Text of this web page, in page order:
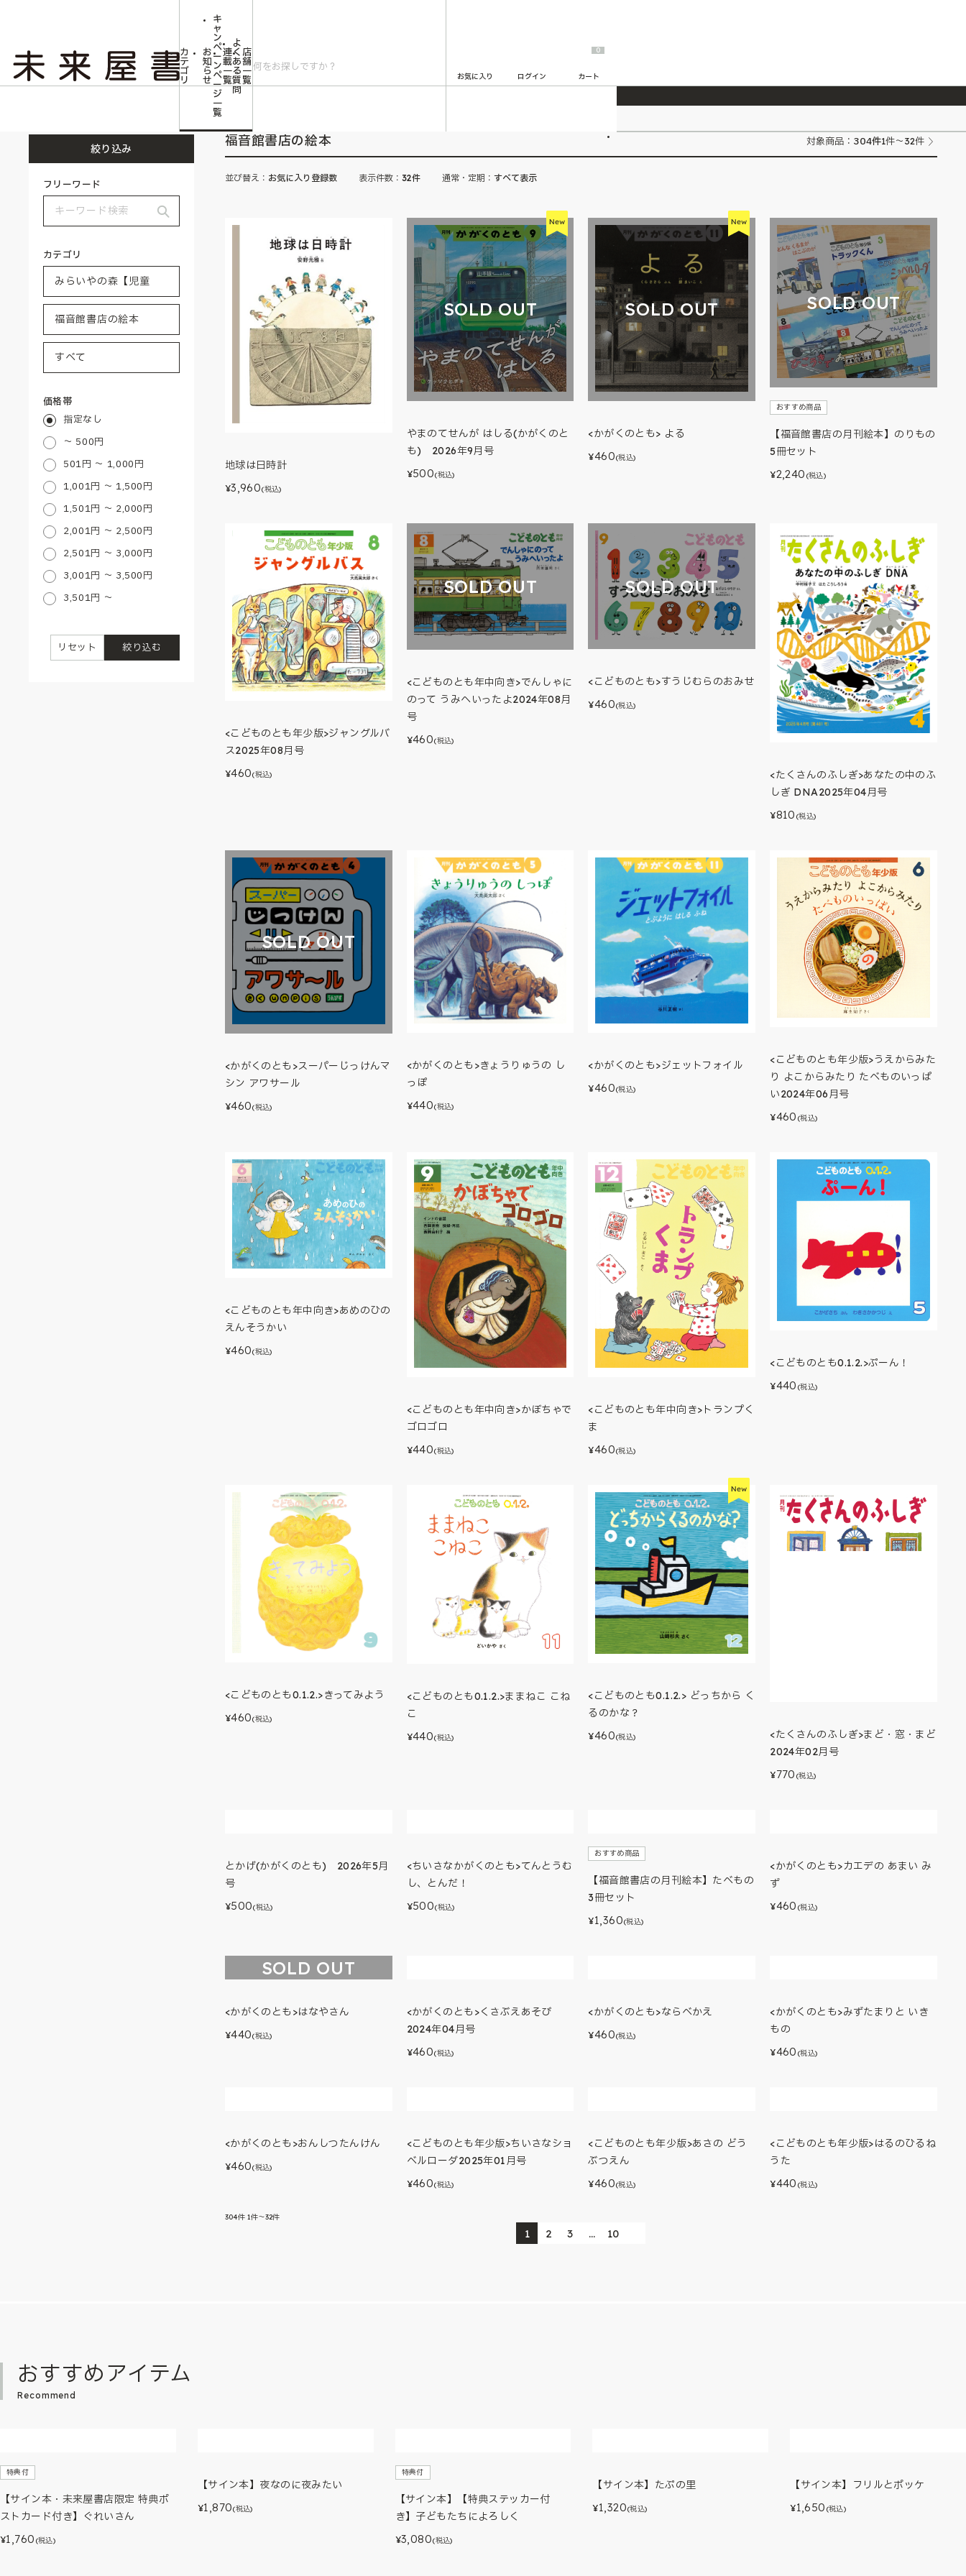
2026/7/23 『ONE PIECE magazine 021 ONE PIECEカード付き同梱版』発売延期のご案内
カ
テ
ゴ
リ
お
知
ら
せ
キ
ャ
ン
ペ
ー
ン
ペ
ー
ジ
一
覧
連
載
一
覧
よ
く
あ
る
質
問
店
舗
一
覧
お気に入り ログイン
0
カート
福音館書店の絵本
絞り込み
フリーワード
カテゴリ
価格帯
指定なし
～ 500円
501円 ～ 1,000円
1,001円 ～ 1,500円
1,501円 ～ 2,000円
2,001円 ～ 2,500円
2,501円 ～ 3,000円
3,001円 ～ 3,500円
3,501円 ～
絞り込む
リセット
福音館書店の絵本 対象商品： 304件1件～32件
並び替え： お気に入り登録数 表示件数： 32件 通常・定期： すべて表示
地球は日時計
¥3,960(税込)
SOLD OUT
やまのてせんが はしる(かがくのと
も) 2026年9月号
¥500(税込)
SOLD OUT
<かがくのとも> よる
¥460(税込)
SOLD OUT
おすすめ商品
【福音館書店の月刊絵本】のりもの
5冊セット
¥2,240 (税込)
<こどものとも年少版>ジャングルバ
ス2025年08月号
¥460(税込)
SOLD OUT
<こどものとも年中向き>でんしゃに
のって うみへいったよ2024年08月
号
¥460(税込)
SOLD OUT
<こどものとも>すうじむらのおみせ
¥460(税込)
<たくさんのふしぎ>あなたの中のふ
しぎ DNA2025年04月号
¥810 (税込)
SOLD OUT
<かがくのとも>スーパーじっけんマ
シン アワサール
¥460(税込)
<かがくのとも>きょうりゅうの し
っぽ
¥440(税込)
<かがくのとも>ジェットフォイル
¥460(税込)
<こどものとも年少版>うえからみた
り よこからみたり たべものいっぱ
い2024年06月号
¥460 (税込)
<こどものとも年中向き>あめのひの
えんそうかい
¥460(税込)
<こどものとも年中向き>かぼちゃで
ゴロゴロ
¥440(税込)
<こどものとも年中向き>トランプく
ま
¥460(税込)
<こどものとも0.1.2.>ぷーん！
¥440 (税込)
<こどものとも0.1.2.>きってみよう
¥460(税込)
<こどものとも0.1.2.>ままねこ こね
こ
¥440(税込)
<こどものとも0.1.2.> どっちから く
るのかな？
¥460(税込)
<たくさんのふしぎ>まど・窓・まど
2024年02月号
¥770 (税込)
とかげ(かがくのとも) 2026年5月
号
¥500(税込)
<ちいさなかがくのとも>てんとうむ
し、とんだ！
¥500(税込)
おすすめ商品
【福音館書店の月刊絵本】たべもの
3冊セット
¥1,360(税込)
<かがくのとも>カエデの あまい み
ず
¥460 (税込)
SOLD OUT
<かがくのとも>はなやさん
¥440(税込)
<かがくのとも>くさぶえあそび
2024年04月号
¥460(税込)
<かがくのとも>ならべかえ
¥460(税込)
<かがくのとも>みずたまりと いき
もの
¥460 (税込)
<かがくのとも>おんしつたんけん
¥460(税込)
<こどものとも年少版>ちいさなショ
ベルローダ2025年01月号
¥460(税込)
<こどものとも年少版>あさの どう
ぶつえん
¥460(税込)
<こどものとも年少版>はるのひるね
うた
¥440 (税込)
304件 1件～32件
1 2 3 … 10
おすすめアイテム
Recommend
特典付
【サイン本・未来屋書店限定 特典ポ
ストカード付き】ぐれいさん
¥1,760 (税込)
【サイン本】夜なのに夜みたい
¥1,870(税込)
特典付
【サイン本】【特典ステッカー付
き】子どもたちによろしく
¥3,080(税込)
【サイン本】たぷの里
¥1,320(税込)
【サイン本】フリルとポッケ
¥1,650 (税込)